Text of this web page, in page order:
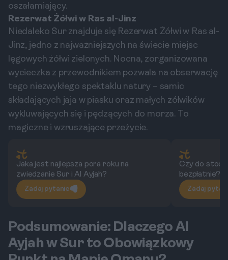
oszałamiający.
Rezerwat Żółwi w Ras al-Jinz
Niedaleko Sur znajduje się Rezerwat Żółwi w Ras al-
Jinz, jedno z najważniejszych na świecie miejsc
lęgowych żółwi zielonych. Nocna, zorganizowana
wycieczka z przewodnikiem pozwala na obserwację
tego niezwykłego spektaklu natury – samic
składających jaja w piasku oraz małych żółwików
wykluwających się i pędzących do morza. To
magiczne i wzruszające przeżycie.
Jaka jest najlepsza pora roku na
zwiedzanie Sur i Al Ayjah?
Zadaj pytanie
Czy do
bezpłatnie?
Zadaj
Podsumowanie: Dlaczego Al
Ayjah w Sur to Obowiązkowy